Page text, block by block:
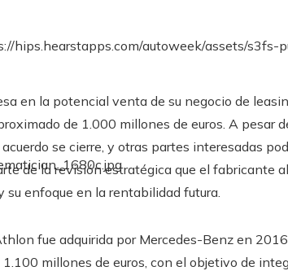
en la potencial venta de su negocio de
de 1.000 millones de euros. A pesar
se cierre, y otras partes interesadas
de la revisión estratégica que el fabricante
su enfoque en la rentabilidad futura.
fue adquirida por Mercedes-Benz en
millones de euros, con el objetivo de